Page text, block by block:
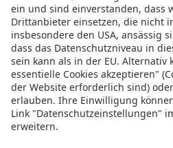
Urlaubsguru
Die 6 schönsten Strände
Küste voller Möglichkeiten
Urlaubsguru
Top Sehenswürdigkeiten in
pulsierende Herz
2023 Urlaubsguru
Social